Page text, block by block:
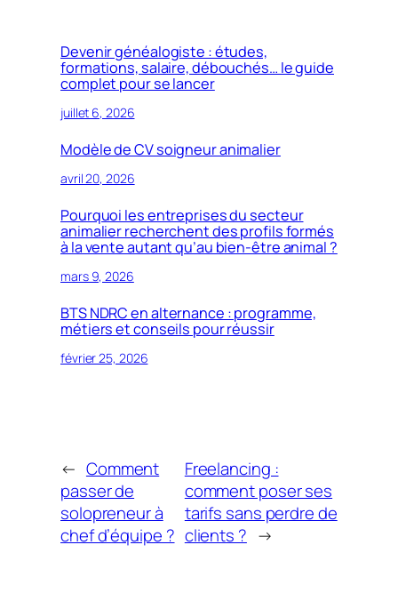
Devenir généalogiste : études,
formations, salaire, débouchés… le guide
complet pour se lancer
juillet 6, 2026
Modèle de CV soigneur animalier
avril 20, 2026
Pourquoi les entreprises du secteur
animalier recherchent des profils formés
à la vente autant qu’au bien-être animal ?
mars 9, 2026
BTS NDRC en alternance : programme,
métiers et conseils pour réussir
février 25, 2026
← Comment
passer de
solopreneur à
chef d’équipe ?
Freelancing :
comment poser ses
tarifs sans perdre de
clients ? →